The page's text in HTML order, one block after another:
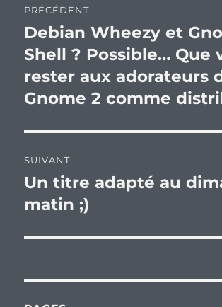
de
l’article
PRÉCÉDENT
Publication
précédente :
Debian Wheezy et
Shell ? Possible… Que
rester aux adorateurs
Gnome 2 comme
SUIVANT
Publication
suivante :
Un titre adapté au
matin ;)